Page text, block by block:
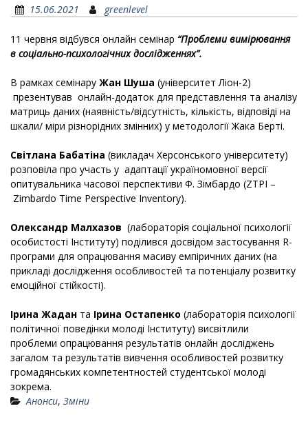
15.06.2021 greenlevel
11 червня відбувся онлайн семінар “Проблеми вимірювання
в соціально-психологічних дослідженнях”.
В рамках семінару Жан Шуша (університет Ліон-2)
презентував онлайн-додаток для представлення та аналізу
матриць даних (наявність/відсутність, кількість, відповіді на
шкали/ міри різнорідних змінних) у методології Жака Берті.
Світлана Бабатіна (викладач Херсонського університету)
розповіла про участь у адаптації україномовної версії
опитувальника часової перспективи Ф. Зімбардо (ZTPI –
Zimbardo Time Perspective Inventory).
Олександр Малхазов (лабораторія соціальної психології
особистості Інституту) поділився досвідом застосування R-
програми для опрацювання масиву емпіричних даних (на
прикладі дослідження особливостей та потенціалу розвитку
емоційної стійкості).
Ірина Жадан та Ірина Остапенко (лабораторія психології
політичної поведінки молоді Інституту) висвітлили
проблеми опрацювання результатів онлайн досліджень
загалом та результатів вивчення особливостей розвитку
громадянських компетентностей студентської молоді
зокрема.
Анонси, Зміни